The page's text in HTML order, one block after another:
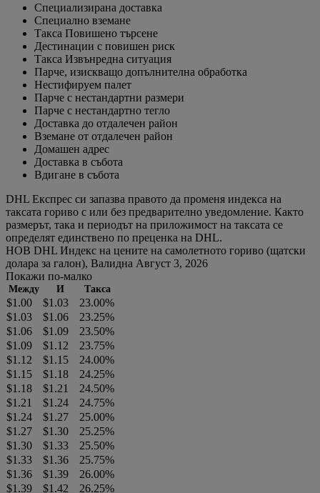
Специализирана доставка
Специално вземане
Такса Повишено търсене
Дестинации с повишен риск
Такса Извънредна ситуация
Парче, изискващо допълнителна обработка
Нестифируем палет
Парче с нестандартни размери
Парче с нестандартно тегло
Доставка до отдалечен район
Вземане от отдалечен район
Домашен адрес
Доставка в събота
Вдигане в събота
DHL Експрес си запазва правото да променя индекса на
таксата гориво с или без предварително уведомление. Както
размерът, така и периодът на приложимост на таксата се
определят единствено по преценка на DHL.
НОВ DHL Индекс на цените на самолетното гориво (щатски
долара за галон), Валидна Август 3, 2026
Покажи по-малко
Между И Такса
$1.00 $1.03
23.00%
$1.03
$1.06
23.25%
$1.06
$1.09
23.50%
$1.09
$1.12
23.75%
$1.12
$1.15
24.00%
$1.15
$1.18
24.25%
$1.18
$1.21
24.50%
$1.21
$1.24
24.75%
$1.24
$1.27
25.00%
$1.27
$1.30
25.25%
$1.30
$1.33
25.50%
$1.33
$1.36
25.75%
$1.36
$1.39
26.00%
$1.39
$1.42
26.25%